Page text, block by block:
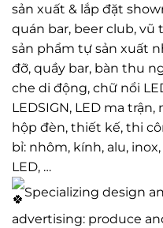
sản xuất & lắp đặt
quán bar, beer club, vũ
sản phẩm tự sản xuất
đỡ, quầy bar, bàn thu
che di động, chữ nổi
LEDSIGN, LED ma
hộp đèn, thiết kế, thi
bỉ: nhôm, kính, alu,
LED, …
Specializing design
advertising: produce